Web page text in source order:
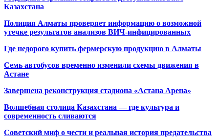
Казахстана
Полиция Алматы проверяет информацию о возможной
утечке результатов анализов ВИЧ-инфицированных
Где недорого купить фермерскую продукцию в Алматы
Семь автобусов временно изменили схемы движения в
Астане
Завершена реконструкция стадиона «Астана Арена»
Волшебная столица Казахстана — где культура и
современность сливаются
Советский миф о чести и реальная история предательства